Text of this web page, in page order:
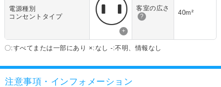
電源種別
コンセントタイプ
+
客室の広さ
? 40m²
〇:すべてまたは一部にあり ×:なし -:不明、情報なし
注意事項・インフォメーション